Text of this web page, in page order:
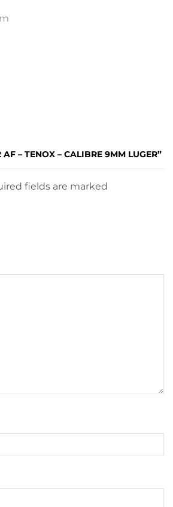
– TENOX – CALIBRE 9MM LUGER”
fields are marked